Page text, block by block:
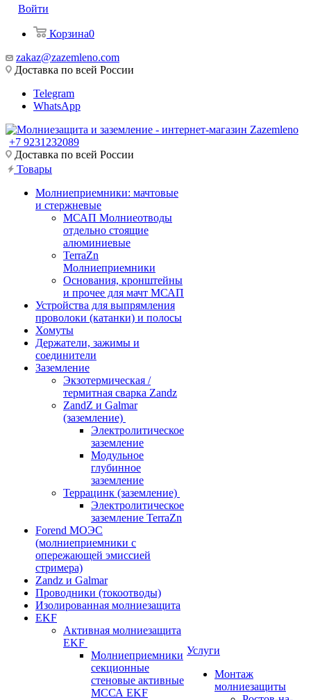
Войти
Корзина0
zakaz@zazemleno.com
Доставка по всей России
Telegram
WhatsApp
+7 9231232089
Доставка по всей России
Товары
Молниеприемники: мачтовые
и стержневые
МСАП Молниеотводы
отдельно стоящие
алюминиевые
TerraZn
Молниеприемники
Основания, кронштейны
и прочее для мачт МСАП
Устройства для выпрямления
проволоки (катанки) и полосы
Хомуты
Держатели, зажимы и
соединители
Заземление
Экзотермическая /
термитная сварка Zandz
ZandZ и Galmar
(заземление)
Электролитическое
заземление
Модульное
глубинное
заземление
Террацинк (заземление)
Электролитическое
заземление TerraZn
Forend МОЭС
(молниеприемники с
опережающей эмиссией
стримера)
Zandz и Galmar
Проводники (токоотводы)
Изолированная молниезащита
EKF
Активная молниезащита
EKF
Молниеприемники
секционные
стеновые активные
МССА EKF
Услуги
Монтаж
молниезащиты